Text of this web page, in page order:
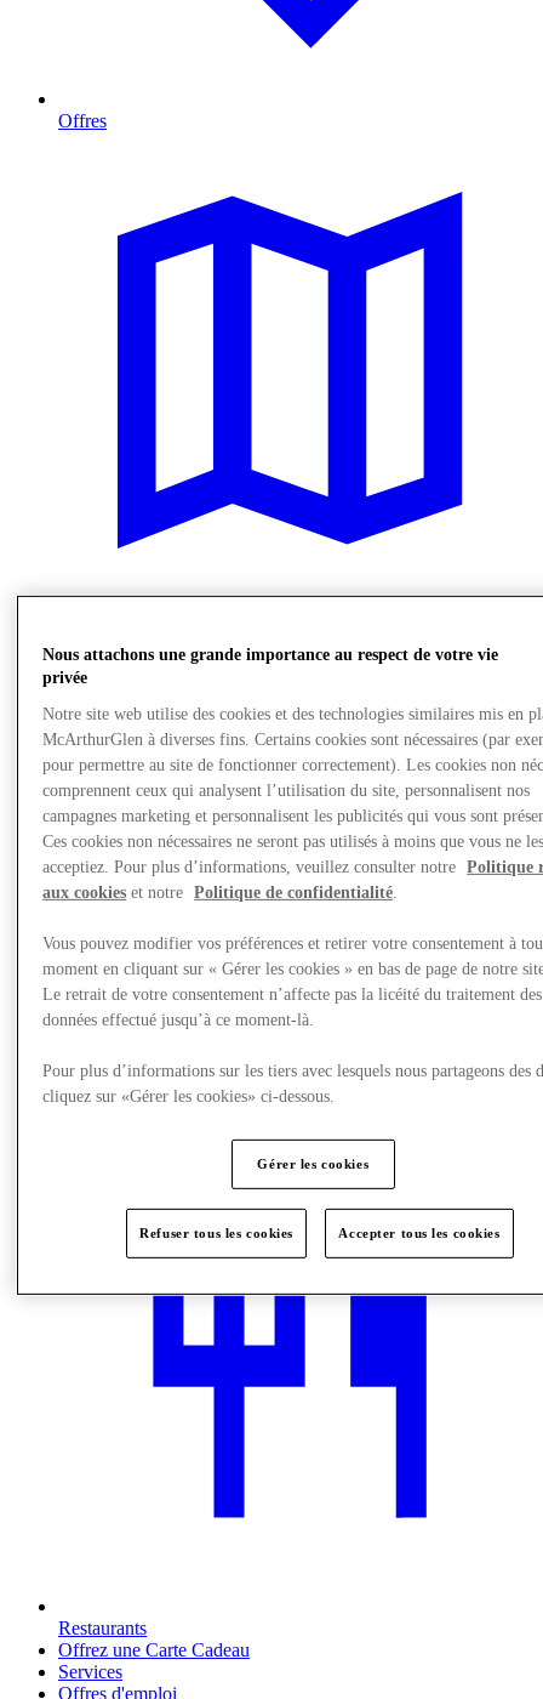
Offres
Restaurants
Offrez une Carte Cadeau
Services
Offres d'emploi
Nous attachons une grande importance au respect de votre vie
privée
Notre site web utilise des cookies et des technologies similaires mis en
McArthurGlen à diverses fins. Certains cookies sont nécessaires (par
pour permettre au site de fonctionner correctement). Les cookies non
comprennent ceux qui analysent l’utilisation du site, personnalisent nos
campagnes marketing et personnalisent les publicités qui vous sont
Ces cookies non nécessaires ne seront pas utilisés à moins que vous ne
acceptiez. Pour plus d’informations, veuillez consulter notre
Politique
aux cookies et notre Politique de confidentialité
Vous pouvez modifier vos préférences et retirer votre consentement à
moment en cliquant sur « Gérer les cookies » en bas de page de notre
Le retrait de votre consentement n’affecte pas la licéité du traitement des
données effectué jusqu’à ce moment-là.
Pour plus d’informations sur les tiers avec lesquels nous partageons des
cliquez sur «Gérer les cookies» ci-dessous.
Gérer les cookies
Refuser tous les cookies Accepter tous les cookies